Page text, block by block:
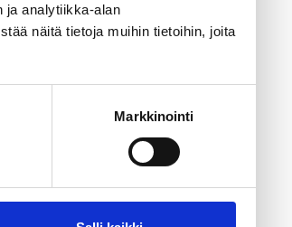
ja analytiikka-alan
näitä tietoja muihin tietoihin, joita
Markkinointi